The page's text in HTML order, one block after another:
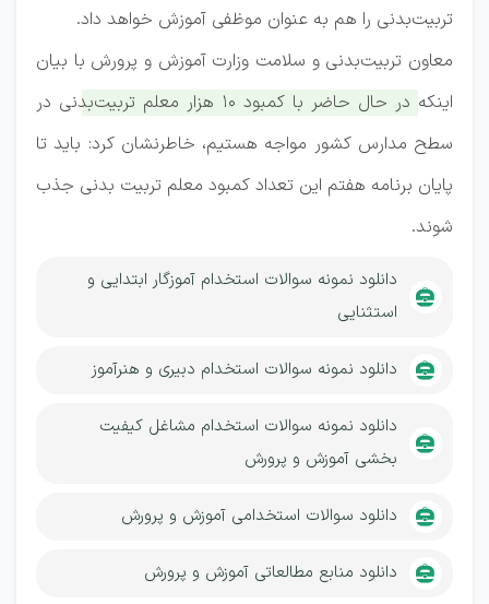
تربیت‌بدنی را هم به عنوان موظفی آموزش خواهد داد.
معاون تربیت‌بدنی و سلامت وزارت آموزش و پرورش با بیان
اینکه
در حال حاضر با کمبود ۱۰ هزار معلم تربیت‌بدنی در
سطح مدارس کشور مواجه هستیم، خاطرنشان کرد: باید تا
پایان برنامه هفتم این تعداد کمبود معلم تربیت بدنی جذب
شوند.
دانلود نمونه سوالات استخدام آموزگار ابتدایی و
استثنایی
دانلود نمونه سوالات استخدام دبیری و هنرآموز
دانلود نمونه سوالات استخدام مشاغل کیفیت
بخشی آموزش و پرورش
دانلود سوالات استخدامی آموزش و پرورش
دانلود منابع مطالعاتی آموزش و پرورش